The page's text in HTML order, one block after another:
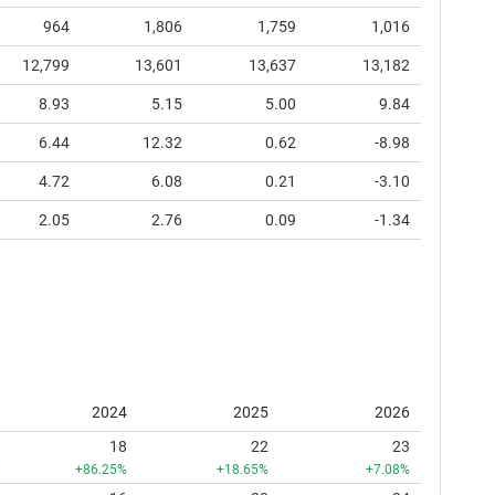
964 1,806 1,759 1,016
12,799 13,601 13,637 13,182
8.93 5.15 5.00 9.84
6.44 12.32 0.62 -8.98
4.72 6.08 0.21 -3.10
2.05 2.76 0.09 -1.34
2024 2025
2026
18
+86.25%
22
+18.65%
23
+7.08%